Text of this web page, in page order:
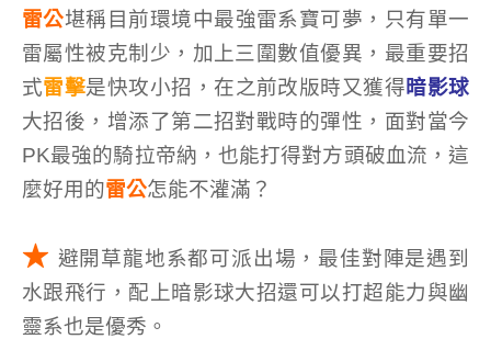
雷公堪稱目前環境中最強雷系寶可夢，只有單一
雷屬性被克制少，加上三圍數值優異，最重要招
式雷擊是快攻小招，在之前改版時又獲得暗影球
大招後，增添了第二招對戰時的彈性，面對當今
PK最強的騎拉帝納，也能打得對方頭破血流，這
麼好用的雷公怎能不灌滿？
★ 避開草龍地系都可派出場，最佳對陣是遇到
水跟飛行，配上暗影球大招還可以打超能力與幽
靈系也是優秀。